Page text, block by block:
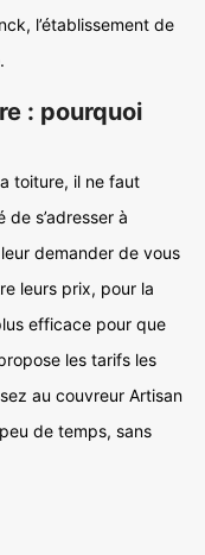
l’établissement de
: pourquoi
toiture, il ne faut
de s’adresser à
demander de vous
leurs prix, pour la
efficace pour que
les tarifs les
au couvreur Artisan
de temps, sans